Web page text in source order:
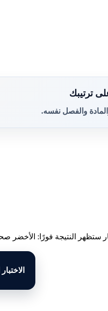
ترتيبك
والفصل نفسه.
ستظهر النتيجة فورًا: الأخضر